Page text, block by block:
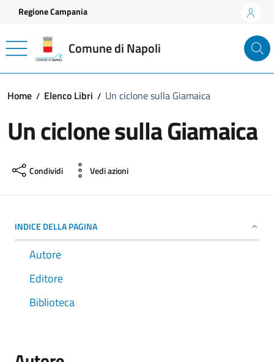
Vai ai contenuti
Vai al footer
Regione Campania
Comune di Napoli
Home Elenco Libri Un ciclone sulla Giamaica
Un ciclone sulla Giamaica
Condividi Vedi azioni
INDICE DELLA PAGINA
Autore
Editore
Biblioteca